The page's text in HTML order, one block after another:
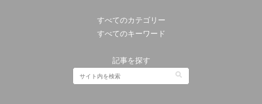
すべてのカテゴリー
すべてのキーワード
記事を探す